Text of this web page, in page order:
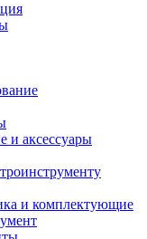
и аксессуары
и комплектующие